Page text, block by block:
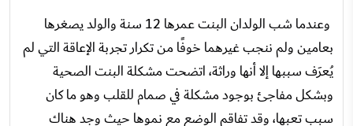
وعندما شب الولدان البنت عمرها 12 سنة والولد يصغرها
بعامين ولم ننجب غيرهما خوفًا من تكرار تجربة الإعاقة التي لم
يُعرَف سببها إلا أنها وراثة، اتضحت مشكلة البنت الصحية
وبشكل مفاجئ بوجود مشكلة في صمام للقلب وهو ما كان
سبب تعبها، وقد تفاقم الوضع مع نموها حيث وجد هناك